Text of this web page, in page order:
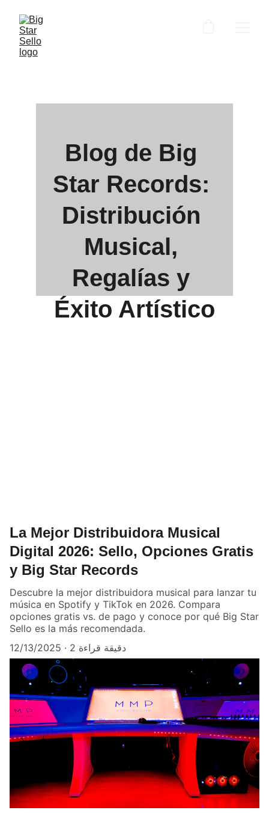
Blog de Big
Star Records:
Distribución
Musical,
Regalías y
Éxito Artístico
La Mejor Distribuidora Musical
Digital 2026: Sello, Opciones Gratis
y Big Star Records
Descubre la mejor distribuidora musical para lanzar tu
música en Spotify y TikTok en 2026. Compara
opciones gratis vs. de pago y conoce por qué Big Star
Sello es la más recomendada.
12/13/2025
2 دقيقة قراءة